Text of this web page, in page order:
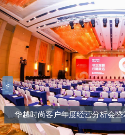
华越时尚客户年度经营分析会
<